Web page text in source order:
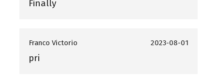
Finally
Franco Victorio 2023-08-01
pri